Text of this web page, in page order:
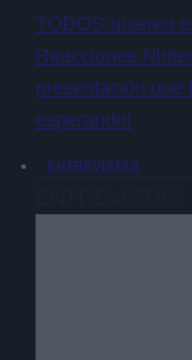
TODOS quieren
Reacciones
presentación que
esperando!
ENTREVISTAS